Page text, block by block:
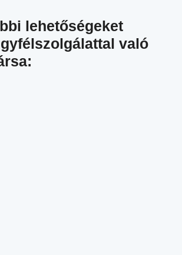
lehetőségeket
való